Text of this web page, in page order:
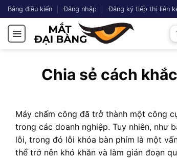
Chuyển
đến
dung
Bảng điều kiển Đăng nhập Đăng ký tiếp thị liên
Chia sẻ cách
Máy chấm công đã trở thành một công
trong các doanh nghiệp. Tuy nhiên, như
lỗi, trong đó lỗi khóa bàn phím là một
thể trở nên khó khăn và làm gián đoạn